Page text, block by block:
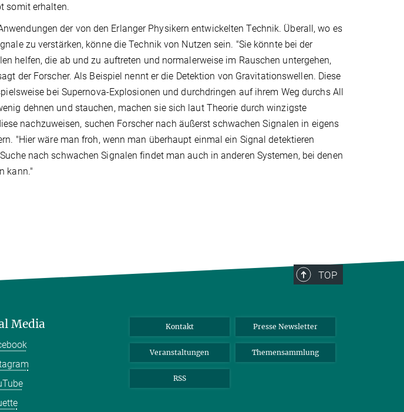
somit erhalten.
der von den Erlanger Physikern entwickelten Technik. Überall, wo es
zu verstärken, könne die Technik von Nutzen sein. "Sie könnte bei der
helfen, die ab und zu auftreten und normalerweise im Rauschen untergehen,
der Forscher. Als Beispiel nennt er die Detektion von Gravitationswellen. Diese
bei Supernova-Explosionen und durchdringen auf ihrem Weg durchs All
dehnen und stauchen, machen sie sich laut Theorie durch winzigste
nachzuweisen, suchen Forscher nach äußerst schwachen Signalen in eigens
"Hier wäre man froh, wenn man überhaupt einmal ein Signal detektieren
nach schwachen Signalen findet man auch in anderen Systemen, bei denen
kann."
TOP
Media Kontakt Presse Newsletter
Veranstaltungen Themensammlung
RSS